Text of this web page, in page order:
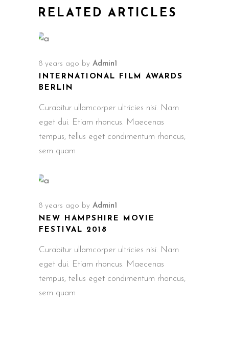
RELATED ARTICLES
8 years ago by Admin1
INTERNATIONAL FILM AWARDS
BERLIN
Curabitur ullamcorper ultricies nisi. Nam
eget dui. Etiam rhoncus. Maecenas
tempus, tellus eget condimentum rhoncus,
sem quam
8 years ago by Admin1
NEW HAMPSHIRE MOVIE
FESTIVAL 2018
Curabitur ullamcorper ultricies nisi. Nam
eget dui. Etiam rhoncus. Maecenas
tempus, tellus eget condimentum rhoncus,
sem quam